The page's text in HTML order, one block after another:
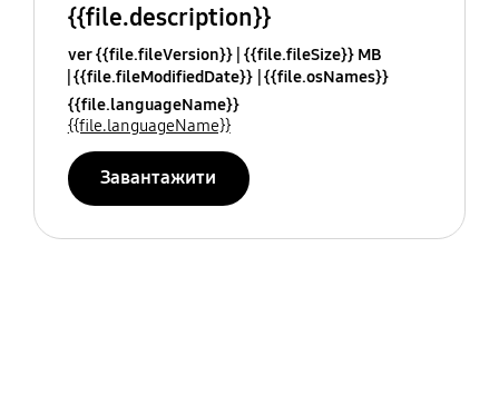
{{file.description}}
ver {{file.fileVersion}} {{file.fileSize}} MB
{{file.fileModifiedDate}} {{file.osNames}}
{{file.languageName}}
{{file.languageName}}
Завантажити